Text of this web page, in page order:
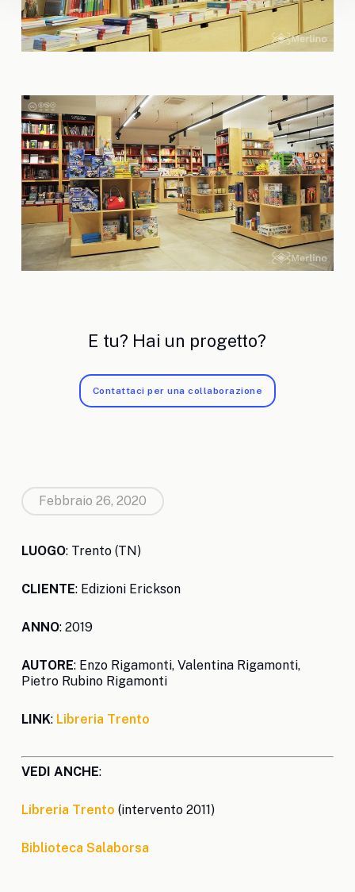
E tu? Hai un progetto?
Contattaci per una collaborazione
Febbraio 26, 2020
LUOGO: Trento (TN)
CLIENTE: Edizioni Erickson
ANNO: 2019
AUTORE: Enzo Rigamonti, Valentina Rigamonti,
Pietro Rubino Rigamonti
LINK: Libreria Trento
VEDI ANCHE:
Libreria Trento (intervento 2011)
Biblioteca Salaborsa